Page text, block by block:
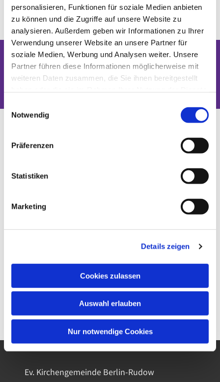
personalisieren, Funktionen für soziale Medien anbieten
zu können und die Zugriffe auf unsere Website zu
analysieren. Außerdem geben wir Informationen zu Ihrer
Verwendung unserer Website an unsere Partner für
soziale Medien, Werbung und Analysen weiter. Unsere
Partner führen diese Informationen möglicherweise mit
weiteren Daten zusammen, die Sie ihnen bereitgestellt
Notwendig
Präferenzen
Statistiken
Marketing
Details zeigen
Cookies zulassen
Auswahl erlauben
Nur notwendige Cookies
Dies könnte Sie auch interessieren
Ev. Kirchengemeinde Berlin-Rudow